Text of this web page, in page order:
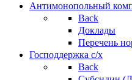
Антимонопольный
Back
Доклады
Перечень
Господдержка с/х
Back